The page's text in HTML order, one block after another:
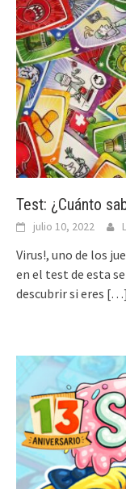
Test: ¿Cuánto
julio 10, 2022
Virus!, uno de los
en el test de esta
descubrir si eres […]